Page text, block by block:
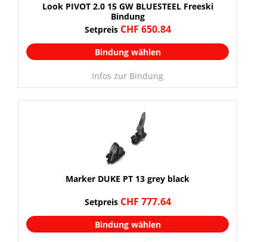
Look PIVOT 2.0 15 GW BLUESTEEL Freeski
Bindung
Setpreis CHF 650.84
Bindung wählen
Infos zur Bindung
Marker DUKE PT 13 grey black
Setpreis CHF 777.64
Bindung wählen